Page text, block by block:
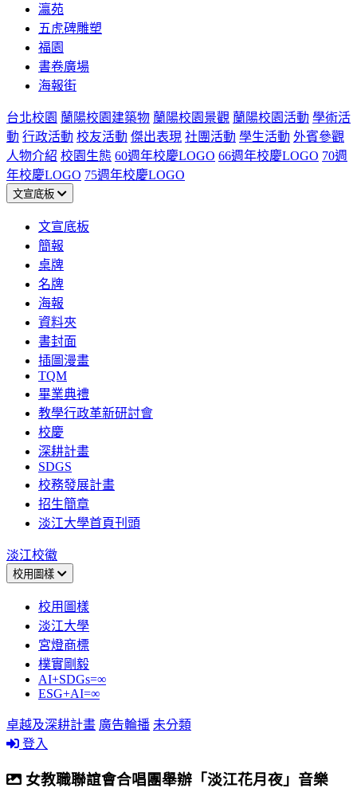
瀛苑
五虎碑雕塑
福園
書卷廣場
海報街
台北校園 蘭陽校園建築物 蘭陽校園景觀 蘭陽校園活動 學術活
動 行政活動 校友活動 傑出表現 社團活動 學生活動 外賓參觀
人物介紹 校園生態 60週年校慶LOGO 66週年校慶LOGO 70週
年校慶LOGO 75週年校慶LOGO
文宣底板
文宣底板
簡報
桌牌
名牌
海報
資料夾
書封面
插圖漫畫
TQM
畢業典禮
教學行政革新研討會
校慶
深耕計畫
SDGS
校務發展計畫
招生簡章
淡江大學首頁刊頭
淡江校徽
校用圖樣
校用圖樣
淡江大學
宮燈商標
樸實剛毅
AI+SDGs=∞
ESG+AI=∞
卓越及深耕計畫 廣告輪播 未分類
登入
女教職聯誼會合唱團舉辦「淡江花月夜」音樂